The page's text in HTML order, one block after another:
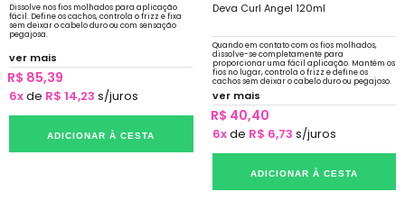
Dissolve nos fios molhados para aplicação
fácil. Define os cachos, controla o frizz e fixa
sem deixar o cabelo duro ou com sensação
pegajosa.
ver mais
R$ 85,39
6xde R$ 14,23 s/juros
ADICIONAR À CESTA
Deva Curl Angel 120ml
Quando em contato com os fios molhados,
dissolve-se completamente para
proporcionar uma fácil aplicação. Mantém os
fios no lugar, controla o frizz e define os
cachos sem deixar o cabelo duro ou pegajoso.
ver mais
R$ 40,40
6xde R$ 6,73 s/juros
ADICIONAR À CESTA